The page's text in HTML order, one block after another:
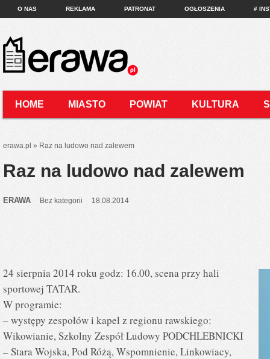
O NAS REKLAMA PATRONAT OGŁOSZENIA #
HOME MIASTO POWIAT KULTURA
erawa.pl » Raz na ludowo nad zalewem
Raz na ludowo nad zalewem
ERAWA Bez kategorii 18.08.2014
24 sierpnia 2014 roku godz: 16.00, scena przy hali
sportowej TATAR.
W programie:
– występy zespołów i kapel z regionu rawskiego:
Wikowianie, Szkolny Zespół Ludowy PODCHLEBNICKI
– Stara Wojska, Pod Różą, Wspomnienie, Linkowiacy,